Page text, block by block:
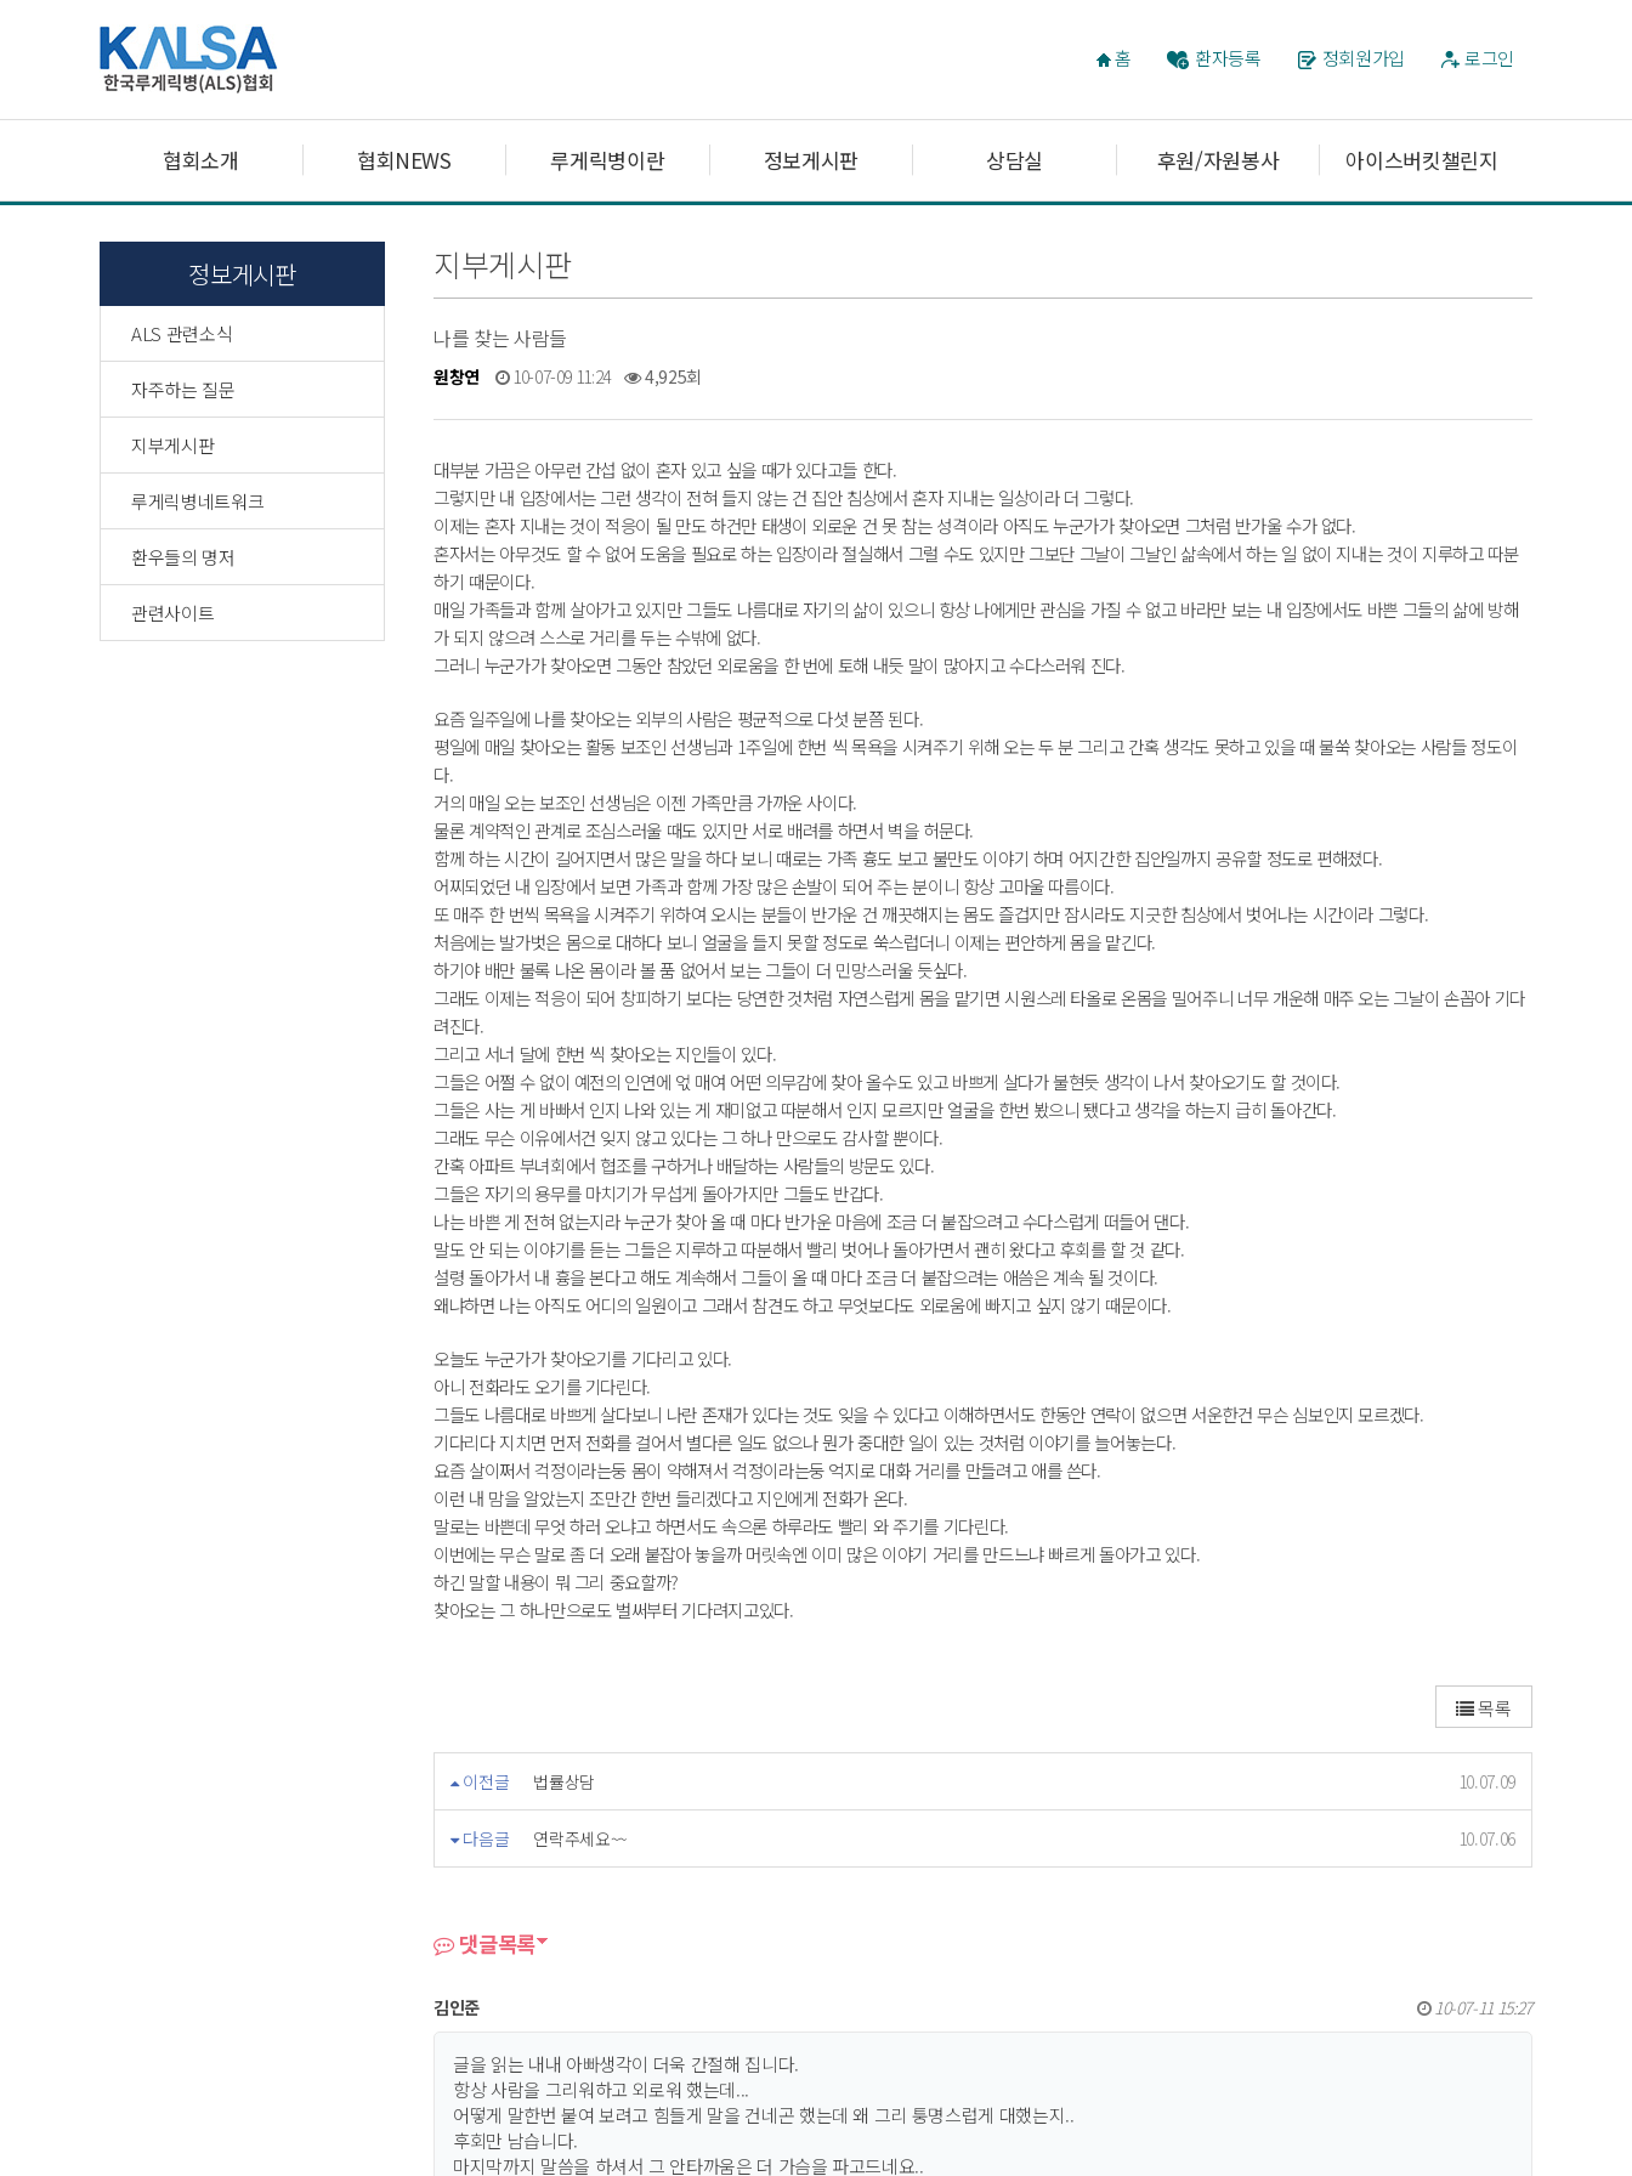
홈 환자등록 정회원가입 로그인
협회소개 협회NEWS 루게릭병이란 정보게시판 상담실 후원/자원봉사 아이스버킷챌린지
정보게시판
ALS 관련소식
자주하는 질문
지부게시판
루게릭병네트워크
환우들의 명저
관련사이트
지부게시판
나를 찾는 사람들
원창연 10-07-09 11:24 4,925회
대부분 가끔은 아무런 간섭 없이 혼자 있고 싶을 때가 있다고들 한다.
그렇지만 내 입장에서는 그런 생각이 전혀 들지 않는 건 집안 침상에서 혼자 지내는 일상이라 더 그렇다.
이제는 혼자 지내는 것이 적응이 될 만도 하건만 태생이 외로운 건 못 참는 성격이라 아직도 누군가가 찾아오면 그처럼 반가울 수가 없다.
혼자서는 아무것도 할 수 없어 도움을 필요로 하는 입장이라 절실해서 그럴 수도 있지만 그보단 그날이 그날인 삶속에서 하는 일 없이 지내는 것이 지루하고 따분
하기 때문이다.
매일 가족들과 함께 살아가고 있지만 그들도 나름대로 자기의 삶이 있으니 항상 나에게만 관심을 가질 수 없고 바라만 보는 내 입장에서도 바쁜 그들의 삶에 방해
가 되지 않으려 스스로 거리를 두는 수밖에 없다.
그러니 누군가가 찾아오면 그동안 참았던 외로움을 한 번에 토해 내듯 말이 많아지고 수다스러워 진다.
요즘 일주일에 나를 찾아오는 외부의 사람은 평균적으로 다섯 분쯤 된다.
평일에 매일 찾아오는 활동 보조인 선생님과 1주일에 한번 씩 목욕을 시켜주기 위해 오는 두 분 그리고 간혹 생각도 못하고 있을 때 불쑥 찾아오는 사람들 정도이
다.
거의 매일 오는 보조인 선생님은 이젠 가족만큼 가까운 사이다.
물론 계약적인 관계로 조심스러울 때도 있지만 서로 배려를 하면서 벽을 허문다.
함께 하는 시간이 길어지면서 많은 말을 하다 보니 때로는 가족 흉도 보고 불만도 이야기 하며 어지간한 집안일까지 공유할 정도로 편해졌다.
어찌되었던 내 입장에서 보면 가족과 함께 가장 많은 손발이 되어 주는 분이니 항상 고마울 따름이다.
또 매주 한 번씩 목욕을 시켜주기 위하여 오시는 분들이 반가운 건 깨끗해지는 몸도 즐겁지만 잠시라도 지긋한 침상에서 벗어나는 시간이라 그렇다.
처음에는 발가벗은 몸으로 대하다 보니 얼굴을 들지 못할 정도로 쑥스럽더니 이제는 편안하게 몸을 맡긴다.
하기야 배만 불록 나온 몸이라 볼 품 없어서 보는 그들이 더 민망스러울 듯싶다.
그래도 이제는 적응이 되어 창피하기 보다는 당연한 것처럼 자연스럽게 몸을 맡기면 시원스레 타올로 온몸을 밀어주니 너무 개운해 매주 오는 그날이 손꼽아 기다
려진다.
그리고 서너 달에 한번 씩 찾아오는 지인들이 있다.
그들은 어쩔 수 없이 예전의 인연에 얷 매여 어떤 의무감에 찾아 올수도 있고 바쁘게 살다가 불현듯 생각이 나서 찾아오기도 할 것이다.
그들은 사는 게 바빠서 인지 나와 있는 게 재미없고 따분해서 인지 모르지만 얼굴을 한번 봤으니 됐다고 생각을 하는지 급히 돌아간다.
그래도 무슨 이유에서건 잊지 않고 있다는 그 하나 만으로도 감사할 뿐이다.
간혹 아파트 부녀회에서 협조를 구하거나 배달하는 사람들의 방문도 있다.
그들은 자기의 용무를 마치기가 무섭게 돌아가지만 그들도 반갑다.
나는 바쁜 게 전혀 없는지라 누군가 찾아 올 때 마다 반가운 마음에 조금 더 붙잡으려고 수다스럽게 떠들어 댄다.
말도 안 되는 이야기를 듣는 그들은 지루하고 따분해서 빨리 벗어나 돌아가면서 괜히 왔다고 후회를 할 것 같다.
설령 돌아가서 내 흉을 본다고 해도 계속해서 그들이 올 때 마다 조금 더 붙잡으려는 애씀은 계속 될 것이다.
왜냐하면 나는 아직도 어디의 일원이고 그래서 참견도 하고 무엇보다도 외로움에 빠지고 싶지 않기 때문이다.
오늘도 누군가가 찾아오기를 기다리고 있다.
아니 전화라도 오기를 기다린다.
그들도 나름대로 바쁘게 살다보니 나란 존재가 있다는 것도 잊을 수 있다고 이해하면서도 한동안 연락이 없으면 서운한건 무슨 심보인지 모르겠다.
기다리다 지치면 먼저 전화를 걸어서 별다른 일도 없으나 뭔가 중대한 일이 있는 것처럼 이야기를 늘어놓는다.
요즘 살이쩌서 걱정이라는둥 몸이 약해져서 걱정이라는둥 억지로 대화 거리를 만들려고 애를 쓴다.
이런 내 맘을 알았는지 조만간 한번 들리겠다고 지인에게 전화가 온다.
말로는 바쁜데 무엇 하러 오냐고 하면서도 속으론 하루라도 빨리 와 주기를 기다린다.
이번에는 무슨 말로 좀 더 오래 붙잡아 놓을까 머릿속엔 이미 많은 이야기 거리를 만드느냐 빠르게 돌아가고 있다.
하긴 말할 내용이 뭐 그리 중요할까?
찾아오는 그 하나만으로도 벌써부터 기다려지고있다.
목록
이전글 법률상담 10.07.09
다음글 연락주세요~~ 10.07.06
댓글목록
김인준 10-07-11 15:27
글을 읽는 내내 아빠생각이 더욱 간절해 집니다.
항상 사람을 그리워하고 외로워 했는데...
어떻게 말한번 붙여 보려고 힘들게 말을 건네곤 했는데 왜 그리 퉁명스럽게 대했는지..
후회만 남습니다.
마지막까지 말씀을 하셔서 그 안타까움은 더 가슴을 파고드네요..